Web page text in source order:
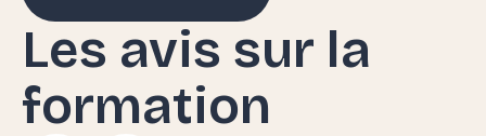
Les avis sur la
formation